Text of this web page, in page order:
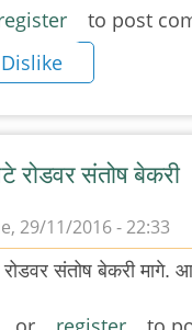
to post
Dislike
रोडवर संतोष बेकरी
29/11/2016 - 22:33
संतोष बेकरी मागे.